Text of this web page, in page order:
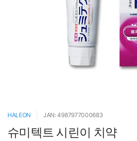
HALEON JAN: 4987977000683
슈미텍트 시린이 치약